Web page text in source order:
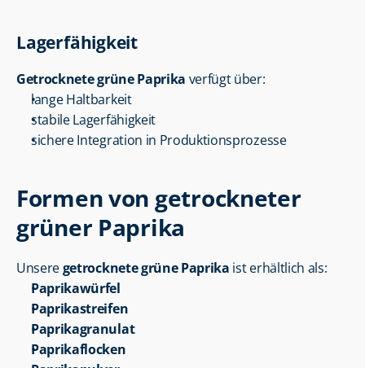
Lagerfähigkeit
Getrocknete grüne Paprika verfügt über:
lange Haltbarkeit
stabile Lagerfähigkeit
sichere Integration in Produktionsprozesse
Formen von getrockneter
grüner Paprika
Unsere getrocknete grüne Paprika ist erhältlich als:
Paprikawürfel
Paprikastreifen
Paprikagranulat
Paprikaflocken